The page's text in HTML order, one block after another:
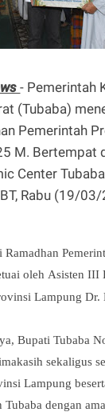
- Pemerintah
(Tubaba)
Pemerintah
M. Bertempat
Center
Rabu (19/
oleh Asisten III
Lampung Dr.
Bupati Tubaba
sekaligus
Lampung
dengan